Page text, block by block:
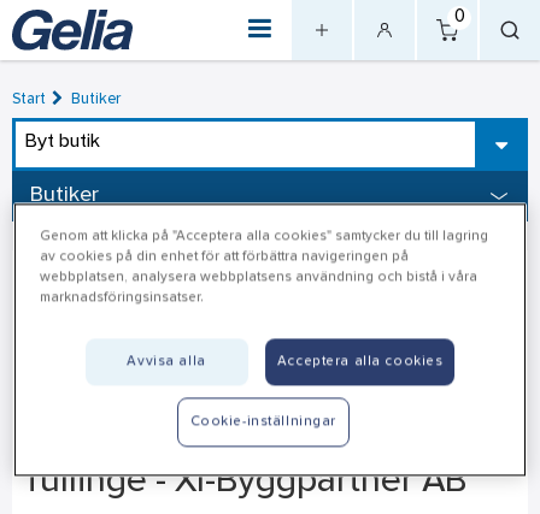
0
Start Butiker
Byt butik
Butiker
Tullinge - Xl-Byggpartner AB
Genom att klicka på "Acceptera alla cookies" samtycker du till lagring
av cookies på din enhet för att förbättra navigeringen på
webbplatsen, analysera webbplatsens användning och bistå i våra
marknadsföringsinsatser.
Avvisa alla Acceptera alla cookies
Cookie-inställningar